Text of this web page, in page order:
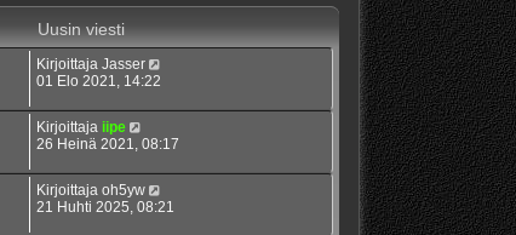
Uusin viesti
Kirjoittaja Jasser
01 Elo 2021, 14:22
Kirjoittaja iipe
26 Heinä 2021, 08:17
Kirjoittaja oh5yw
21 Huhti 2025, 08:21